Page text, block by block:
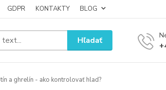
GDPR KONTAKTY BLOG
Hľadať
a ghrelín - ako kontrolovať hlad?